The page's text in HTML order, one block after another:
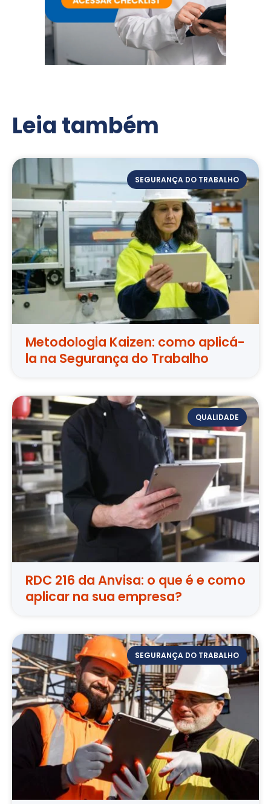
Leia também
SEGURANÇA DO TRABALHO
Metodologia Kaizen: como aplicá-
la na Segurança do Trabalho
QUALIDADE
RDC 216 da Anvisa: o que é e como
aplicar na sua empresa?
SEGURANÇA DO TRABALHO